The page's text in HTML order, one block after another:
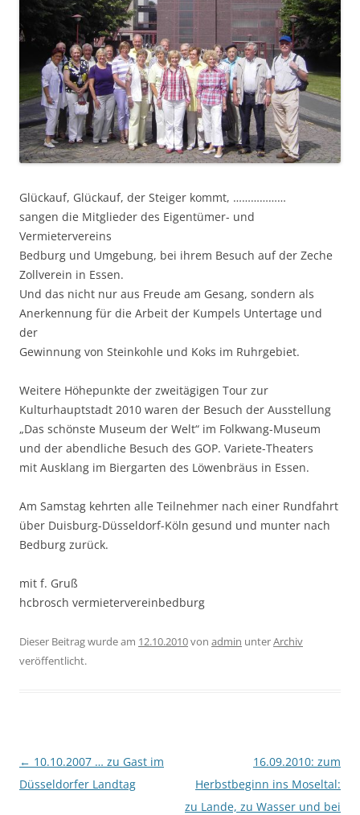
Glückauf, Glückauf, der Steiger kommt, ………………
sangen die Mitglieder des Eigentümer- und
Vermietervereins
Bedburg und Umgebung, bei ihrem Besuch auf der Zeche
Zollverein in Essen.
Und das nicht nur aus Freude am Gesang, sondern als
Anerkennung für die Arbeit der Kumpels Untertage und
der
Gewinnung von Steinkohle und Koks im Ruhrgebiet.
Weitere Höhepunkte der zweitägigen Tour zur
Kulturhauptstadt 2010 waren der Besuch der Ausstellung
„Das schönste Museum der Welt“ im Folkwang-Museum
und der abendliche Besuch des GOP. Variete-Theaters
mit Ausklang im Biergarten des Löwenbräus in Essen.
Am Samstag kehrten alle Teilnehmer nach einer Rundfahrt
über Duisburg-Düsseldorf-Köln gesund und munter nach
Bedburg zurück.
mit f. Gruß
hcbrosch vermietervereinbedburg
Dieser Beitrag wurde am 12.10.2010von admin unterArchiv
veröffentlicht.
Beitragsnavigation
← 10.10.2007 … zu Gast im
Düsseldorfer Landtag
16.09.2010: zum
Herbstbeginn ins Moseltal:
zu Lande, zu Wasser und bei